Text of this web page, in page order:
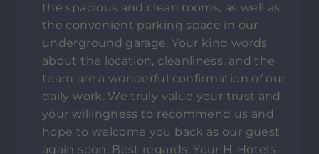
the spacious and clean rooms, as well as
the convenient parking space in our
underground garage. Your kind words
about the location, cleanliness, and the
team are a wonderful confirmation of our
daily work. We truly value your trust and
your willingness to recommend us and
hope to welcome you back as our guest
again soon. Best regards, Your H-Hotels